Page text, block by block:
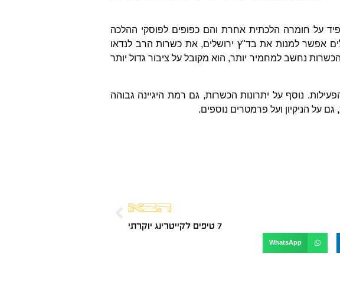
על חומרה הלכתית אחרת והם כפופים לפוסקי ההלכה
אפשר למנות את בד"ץ ירושלים, את כשרות הרב לנדאו
נחשב למחמיר יותר, הוא מקובל על ציבור גדול יותר
נוסף על יתרונות הכשרות, גם רמת היגיינה גבוהה
על הניקיון ועל פרמטרים נוספים.
הבא
7 טיפים לקייטרינג יוקרתי
WhatsApp